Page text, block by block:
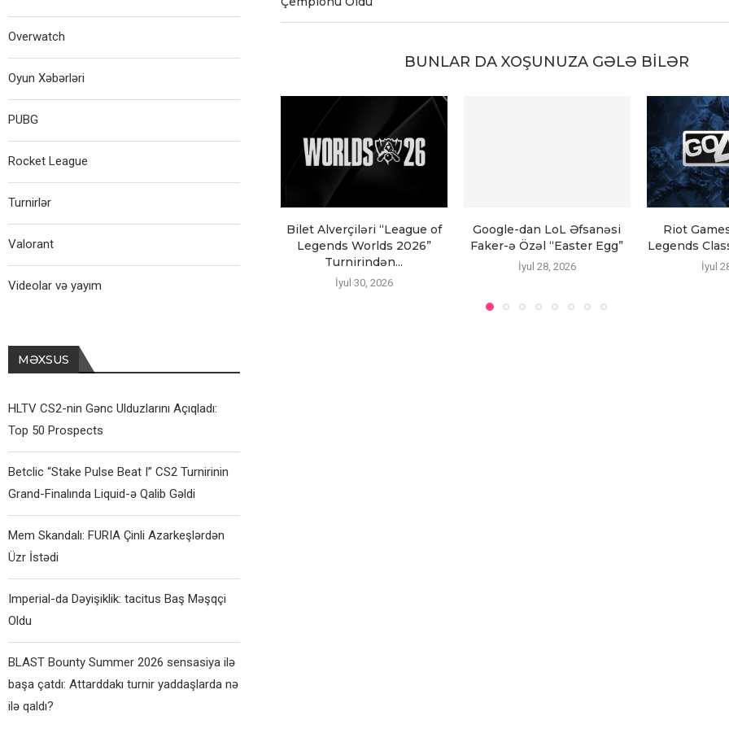
BUNLAR DA XOŞUNUZA GƏLƏ BILƏR
Bilet Alverçiləri “League of
Legends Worlds 2026”
Turnirindən...
İyul 30, 2026
Google-dan LoL Əfsanəsi
Faker-ə Özəl “Easter Egg”
İyul 28, 2026
Riot
Legends
İyul
Overwatch
Oyun Xəbərləri
PUBG
Rocket League
Turnirlər
Valorant
Videolar və yayım
MƏXSUS
HLTV CS2-nin Gənc Ulduzlarını Açıqladı:
Top 50 Prospects
Betclic “Stake Pulse Beat I” CS2 Turnirinin
Grand-Finalında Liquid-ə Qalib Gəldi
Mem Skandalı: FURIA Çinli Azarkeşlərdən
Üzr İstədi
Imperial-da Dəyişiklik: tacitus Baş Məşqçi
Oldu
BLAST Bounty Summer 2026 sensasiya ilə
başa çatdı: Attarddakı turnir yaddaşlarda nə
ilə qaldı?